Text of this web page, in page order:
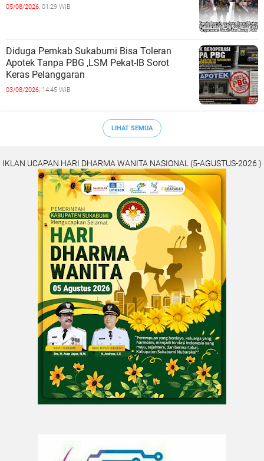
05/08/2026, 01:29 WIB
Diduga Pemkab Sukabumi Bisa Toleran
Apotek Tanpa PBG ,LSM Pekat-IB Sorot
Keras Pelanggaran
03/08/2026, 14:45 WIB
LIHAT SEMUA
IKLAN UCAPAN HARI DHARMA WANITA NASIONAL (5-AGUSTUS-2026 )